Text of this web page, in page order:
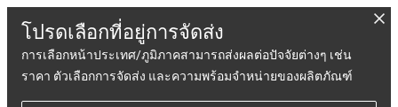
โปรดเลือกที่อยู่การจัดส่ง
การเลือกหน้าประเทศ/ภูมิภาคสามารถส่งผลต่อปัจจัยต่างๆ เช่น
ราคา ตัวเลือกการจัดส่ง และความพร้อมจำหน่ายของผลิตภัณฑ์